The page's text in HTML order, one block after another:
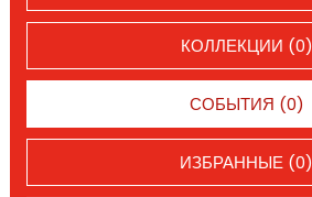
КОЛЛЕКЦИИ (0)
СОБЫТИЯ (0)
ИЗБРАННЫЕ (0)